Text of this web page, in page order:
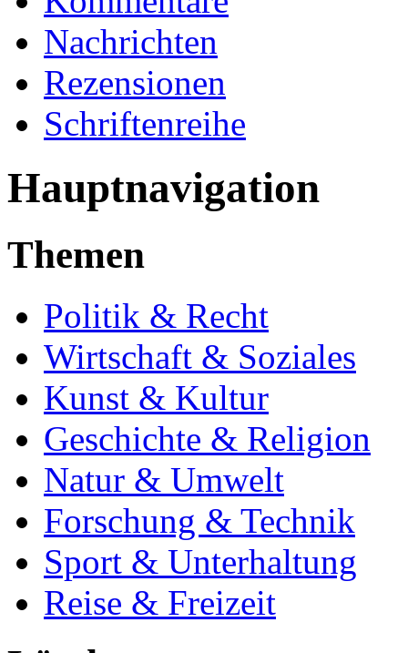
Nachrichten
Rezensionen
Schriftenreihe
Hauptnavigation
Themen
Politik & Recht
Wirtschaft & Soziales
Kunst & Kultur
Geschichte & Religion
Natur & Umwelt
Forschung & Technik
Sport & Unterhaltung
Reise & Freizeit